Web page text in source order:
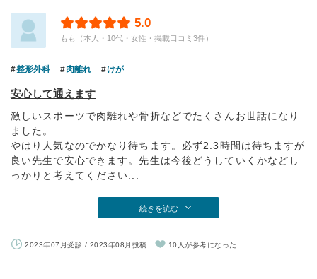
5.0
もも（本人・10代・女性・掲載口コミ3件）
整形外科 肉離れ けが
安心して通えます
激しいスポーツで肉離れや骨折などでたくさんお世話になり
ました。
やはり人気なのでかなり待ちます。必ず2.3時間は待ちますが
良い先生で安心できます。先生は今後どうしていくかなどし
っかりと考えてください...
続きを読む
2023年07月受診 / 2023年08月投稿 10人が参考になった